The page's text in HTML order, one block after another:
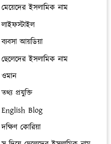
মেয়েদের ইসলামিক নাম
লাইফস্টাইল
ব্যবসা আয়ডিয়া
ছেলেদের ইসলামিক নাম
ওমান
তথ্য প্রযুক্তি
English Blog
দক্ষিণ কোরিয়া